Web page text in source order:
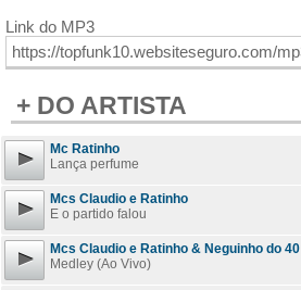
Link do MP3
+ DO ARTISTA
Mc Ratinho
Lança perfume
Mcs Claudio e Ratinho
E o partido falou
Mcs Claudio e Ratinho & Neguinho do 40
Medley (Ao Vivo)